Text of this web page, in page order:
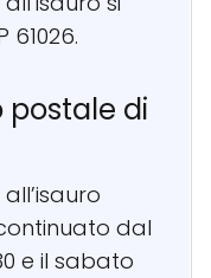
61026.
postale di
dal
e il sabato